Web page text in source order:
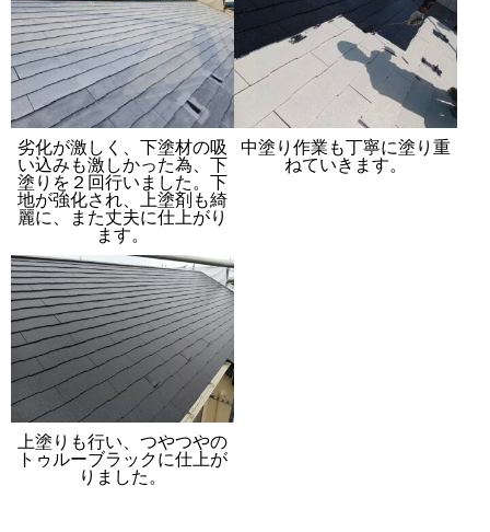
劣化が激しく、下塗材の吸
い込みも激しかった為、下
塗りを２回行いました。下
地が強化され、上塗剤も綺
麗に、また丈夫に仕上がり
ます。
中塗り作業も丁寧に塗り重
ねていきます。
上塗りも行い、つやつやの
トゥルーブラックに仕上が
りました。